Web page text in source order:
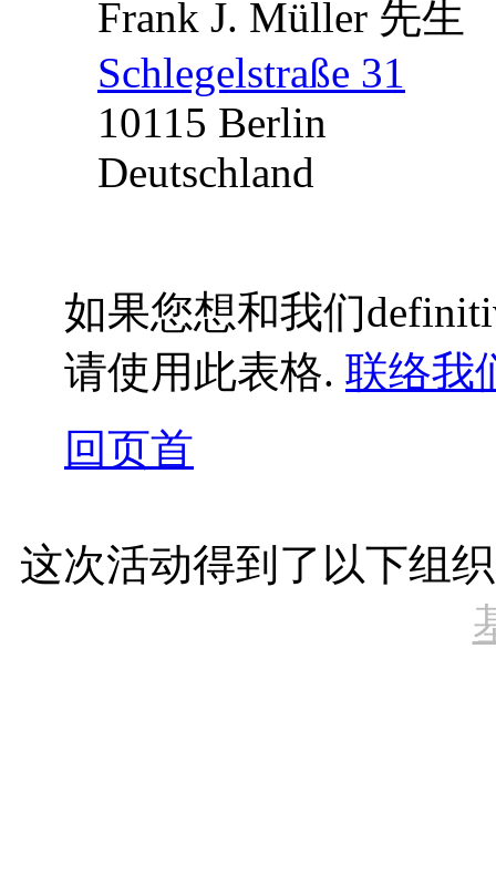
Frank J. Müller 先生
Schlegelstraße 31
10115 Berlin
Deutschland
如果您想和我们
请使用此表格. 联络我
回页首
这次活动得到了以下组